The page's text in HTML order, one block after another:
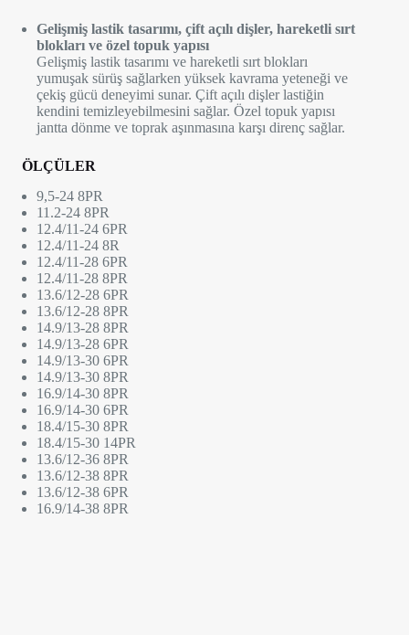
Gelişmiş lastik tasarımı, çift açılı dişler, hareketli sırt
blokları ve özel topuk yapısı
Gelişmiş lastik tasarımı ve hareketli sırt blokları
yumuşak sürüş sağlarken yüksek kavrama yeteneği ve
çekiş gücü deneyimi sunar. Çift açılı dişler lastiğin
kendini temizleyebilmesini sağlar. Özel topuk yapısı
jantta dönme ve toprak aşınmasına karşı direnç sağlar.
ÖLÇÜLER
9,5-24 8PR
11.2-24 8PR
12.4/11-24 6PR
12.4/11-24 8R
12.4/11-28 6PR
12.4/11-28 8PR
13.6/12-28 6PR
13.6/12-28 8PR
14.9/13-28 8PR
14.9/13-28 6PR
14.9/13-30 6PR
14.9/13-30 8PR
16.9/14-30 8PR
16.9/14-30 6PR
18.4/15-30 8PR
18.4/15-30 14PR
13.6/12-36 8PR
13.6/12-38 8PR
13.6/12-38 6PR
16.9/14-38 8PR